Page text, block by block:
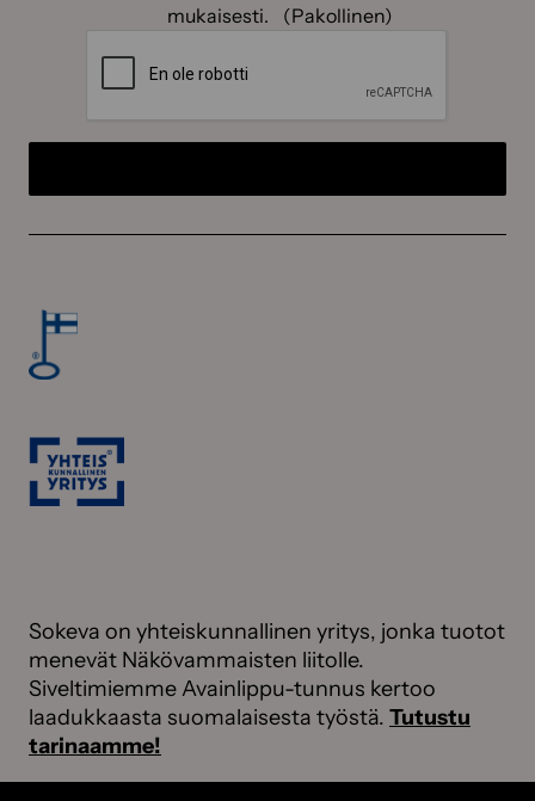
mukaisesti.
(Pakollinen)
Sokeva on yhteiskunnallinen yritys, jonka tuotot
menevät Näkövammaisten liitolle.
Siveltimiemme Avainlippu-tunnus kertoo
laadukkaasta suomalaisesta työstä. Tutustu
tarinaamme!